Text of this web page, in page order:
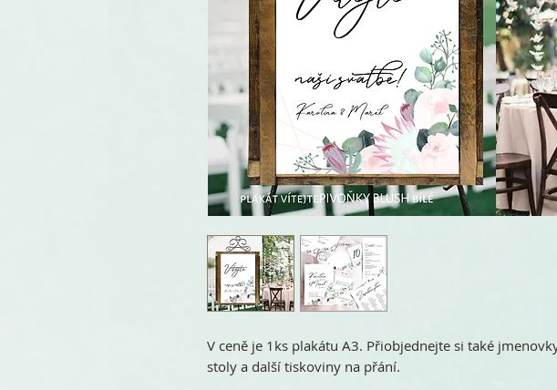
V ceně je 1ks plakátu A3. Přiobjednejte si také
stoly a další tiskoviny na přání.